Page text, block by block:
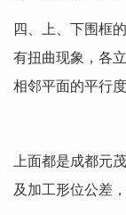
四、上、下围框
有扭曲现象，各
相邻平面的平行
上面都是成都元
及加工形位公差